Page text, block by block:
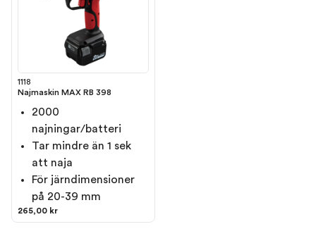
1118
Najmaskin MAX RB 398
2000
najningar/batteri
Tar mindre än 1 sek
att naja
För järndimensioner
på 20-39 mm
265,00 kr